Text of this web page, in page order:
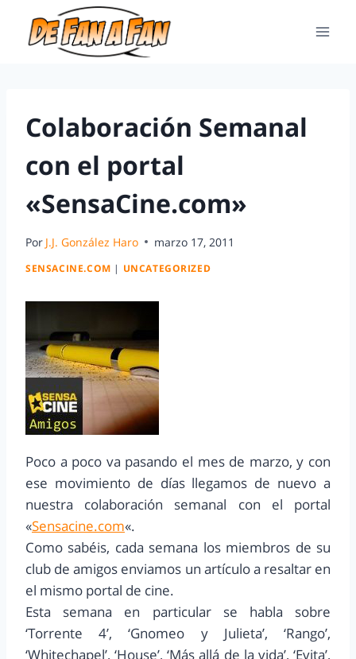
Colaboración Semanal
con el portal
«SensaCine.com»
Por J.J. González Haro marzo 17, 2011
SENSACINE.COM | UNCATEGORIZED
Poco a poco va pasando el mes de marzo, y con
ese movimiento de días llegamos de nuevo a
nuestra colaboración semanal con el portal
«Sensacine.com«.
Como sabéis, cada semana los miembros de su
club de amigos enviamos un artículo a resaltar en
el mismo portal de cine.
Esta semana en particular se habla sobre
‘Torrente 4’, ‘Gnomeo y Julieta’, ‘Rango’,
‘Whitechapel’, ‘House’, ‘Más allá de la vida’, ‘Evita’,